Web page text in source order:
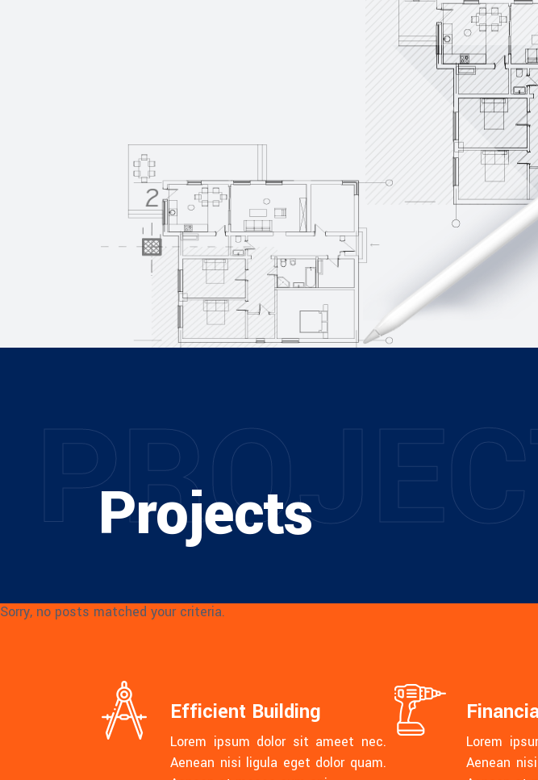
Projects
PROJ EC
Sorry, no posts matched your criteria.
Efficient Building
Lorem ipsum dolor sit ameet nec.
Aenean nisi ligula eget dolor quam.
Lorem
Aenean